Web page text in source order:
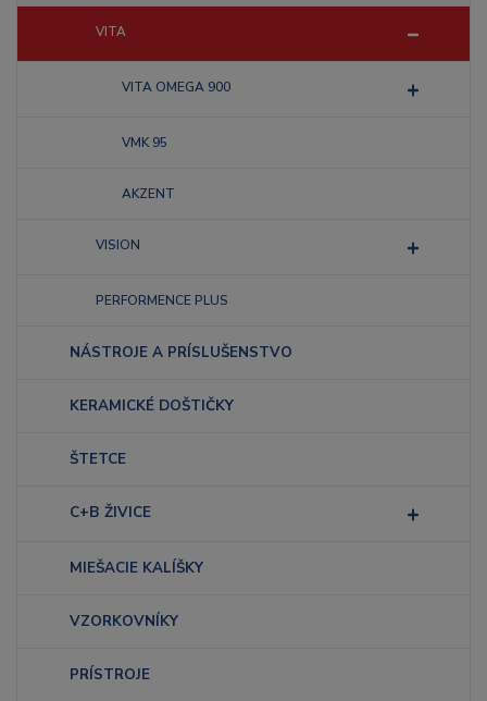
VITA
VITA OMEGA 900
VMK 95
AKZENT
VISION
PERFORMENCE PLUS
NÁSTROJE A PRÍSLUŠENSTVO
KERAMICKÉ DOŠTIČKY
ŠTETCE
C+B ŽIVICE
MIEŠACIE KALÍŠKY
VZORKOVNÍKY
PRÍSTROJE